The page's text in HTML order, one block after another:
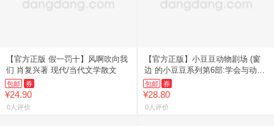
【官方正版 假一罚十】风啊吹向我
们 肖复兴著 现代/当代文学散文
包邮 券
¥24.90
0人评价
【官方正版】小豆豆动物剧场 (窗
边 的小豆豆系列第6部:学会与动物
相
包邮 券
¥28.80
0人评价